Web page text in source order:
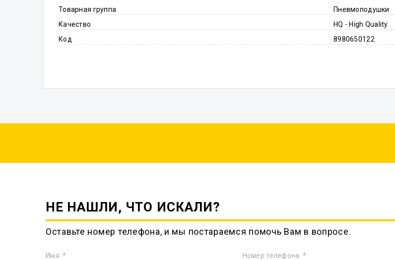
Товарная группа
Пневмоподушки
Качество
HQ - High Quality
Код
8980650122
НЕ НАШЛИ, ЧТО ИСКАЛИ?
Оставьте номер телефона, и мы постараемся помочь Вам в вопросе.
Имя Номер телефона